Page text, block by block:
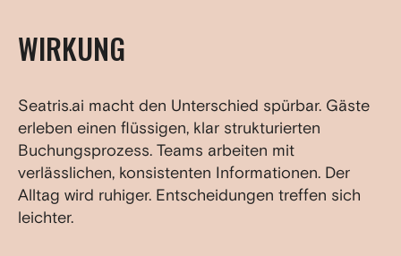
WIRKUNG
Seatris.ai macht den Unterschied spürbar. Gäste
erleben einen flüssigen, klar strukturierten
Buchungsprozess. Teams arbeiten mit
verlässlichen, konsistenten Informationen. Der
Alltag wird ruhiger. Entscheidungen treffen sich
leichter.